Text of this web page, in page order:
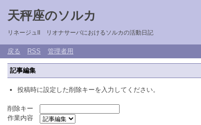
天秤座のソルカ
リネージュII リオナサーバにおけるソルカの活動日記
戻る RSS 管理者用
記事編集
投稿時に設定した削除キーを入力してください。
削除キー
作業内容